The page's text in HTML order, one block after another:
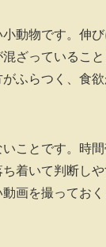
動物です。伸
ざっているこ
ふらつく、食
ことです。時
着いて判断し
画を撮ってお